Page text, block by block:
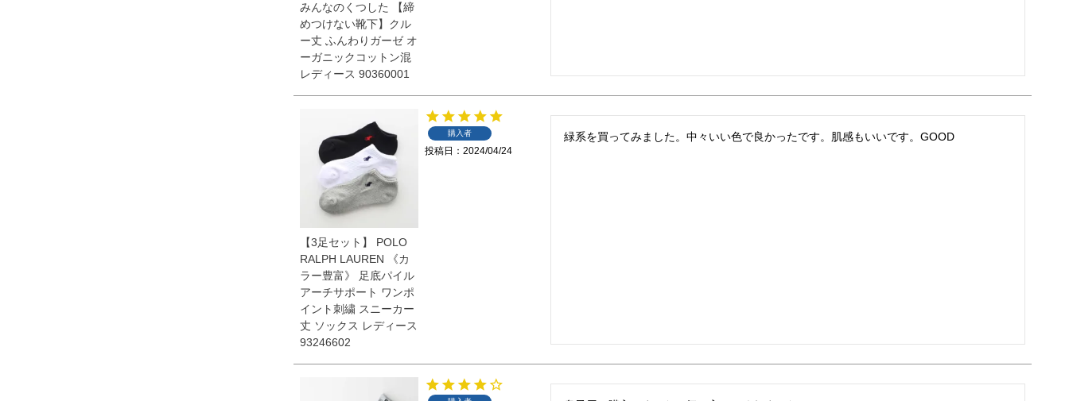
みんなのくつした 【締
めつけない靴下】クル
ー丈 ふんわりガーゼ オ
ーガニックコットン混
レディース 90360001
【3足セット】 POLO
RALPH LAUREN 《カ
ラー豊富》 足底パイル
アーチサポート ワンポ
イント刺繍 スニーカー
丈 ソックス レディース
93246602
購入者
投稿日 2024/04/24
緑系を買ってみました。中々いい色で良かったです。肌感もいいです。GOOD